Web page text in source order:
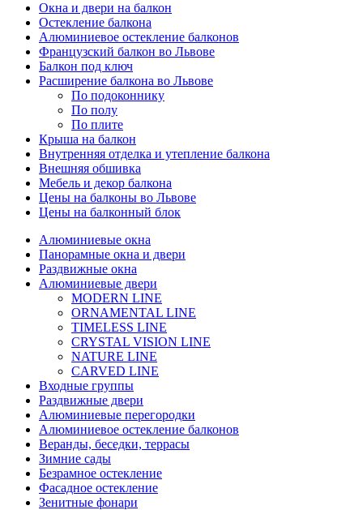
Окна и двери на балкон
Остекление балкона
Алюминиевое остекление балконов
Французский балкон во Львове
Балкон под ключ
Расширение балкона во Львове
По подоконнику
По полу
По плите
Крыша на балкон
Внутренняя отделка и утепление балкона
Внешняя обшивка
Мебель и декор балкона
Цены на балконы во Львове
Цены на балконный блок
Алюминиевые окна
Панорамные окна и двери
Раздвижные окна
Алюминиевые двери
MODERN LINE
ORNAMENTAL LINE
TIMELESS LINE
CRYSTAL VISION LINE
NATURE LINE
CARVED LINE
Входные группы
Раздвижные двери
Алюминиевые перегородки
Алюминиевое остекление балконов
Веранды, беседки, террасы
Зимние сады
Безрамное остекление
Фасадное остекление
Зенитные фонари